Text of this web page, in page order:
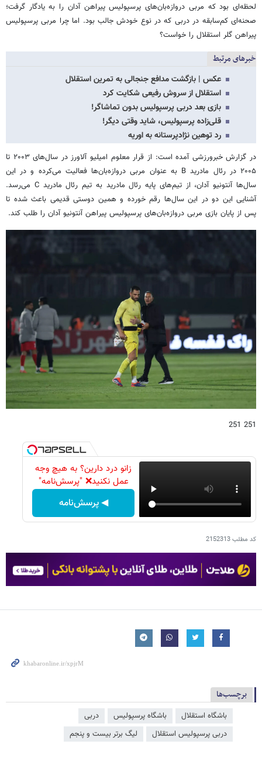
لحظه‌ای بود که مربی دروازه‌بان‌های پرسپولیس پیراهن آدان را به یادگار گرفت؛
صحنه‌ای کم‌سابقه در دربی که در نوع خودش جالب بود. اما چرا مربی پرسپولیس
پیراهن گلر استقلال را خواست؟
خبرهای مرتبط
عکس | بازگشت مدافع جنجالی به تمرین استقلال
استقلال از سروش رفیعی شکایت کرد
بازی بعد دربی پرسپولیس بدون تماشاگر!
قلی‌زاده پرسپولیس، شاید وقتی دیگر!
رد توهین نژادپرستانه به اوریه
در گزارش خبرورزشی آمده است: از قرار معلوم امیلیو آلاورز در سال‌های ۲۰۰۳ تا
۲۰۰۵ در رئال مادرید B به عنوان مربی دروازه‌بان‌ها فعالیت می‌کرده و در این
سال‌ها آنتونیو آدان، از تیم‌های پایه رئال مادرید به تیم رئال مادرید C می‌رسد.
آشنایی این دو در این سال‌ها رقم خورده و همین دوستی قدیمی باعث شده تا
پس از پایان بازی مربی دروازه‌بان‌های پرسپولیس پیراهن آنتونیو آدان را طلب کند.
251 251
زانو درد دارین؟ به هیچ وجه
عمل نکنید❌ "پرسش‌نامه"
◀ پرسش‌نامه
کد مطلب2152313
برچسب‌ها
باشگاه استقلال باشگاه پرسپولیس
دربی
دربی پرسپولیس استقلال
لیگ برتر بیست و پنجم